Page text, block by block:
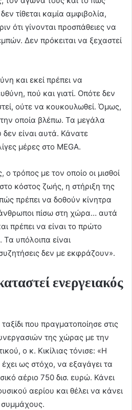
τίθεται καμία αμφιβολία,
ότι γίνονται προσπάθειες να
Δεν πρόκειται να ξεχαστεί
και εκεί πρέπει να
πού και γιατί. Οπότε δεν
ούτε να κουκουλωθεί. Όμως,
την οποία βλέπω. Τα μεγάλα
είναι αυτά. Κάνατε
μέρες στο MEGA.
ο τρόπος με τον οποίο οι μισθοί
κόστος ζωής, η στήριξη της
πρέπει να δοθούν κίνητρα
άνθρωποι πίσω στη χώρα… αυτά
πρέπει να είναι το πρώτο
υπόλοιπα είναι
δεν με εκφράζουν».
ενεργειακός
που πραγματοποίησε στις
της χώρας με την
ο κ. Κικίλιας τόνισε: «Η
ως στόχο, να εξαγάγει τα
αέριο 750 δισ. ευρώ. Κάνει
αερίου και θέλει να κάνει
συμμάχους.